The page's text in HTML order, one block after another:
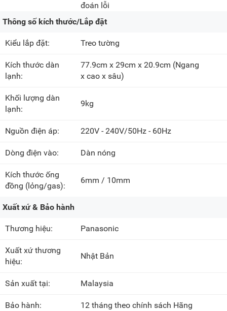
đoán lỗi
Thông số kích thước/Lắp đặt
Kiểu lắp đặt: Treo tường
Kích thước dàn
lạnh:
77.9cm x 29cm x 20.9cm (Ngang
x cao x sâu)
Khối lượng dàn
lạnh:
9kg
Nguồn điện áp: 220V - 240V/50Hz - 60Hz
Dòng điện vào: Dàn nóng
Kích thước ống
đồng (lỏng/gas):
6mm / 10mm
Xuất xứ & Bảo hành
Thương hiệu: Panasonic
Xuất xứ thương
hiệu:
Nhật Bản
Sản xuất tại: Malaysia
Bảo hành: 12 tháng theo chính sách Hãng